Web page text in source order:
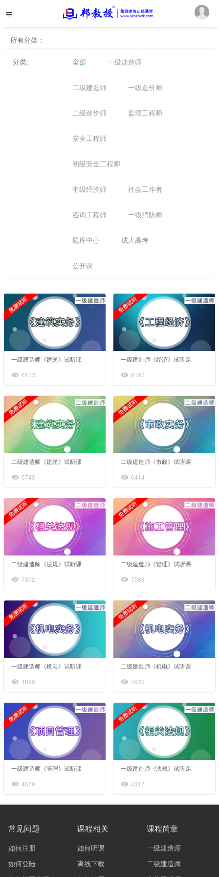
所有分类：
分类: 全部 一级建造师
二级建造师 一级造价师
二级造价师 监理工程师
安全工程师
初级安全工程师
中级经济师 社会工作者
咨询工程师 一级消防师
题库中心 成人高考
公开课
一级建造师《建筑》试听课
6173
一级建造师《经济》试听课
6167
二级建造师《建筑》试听课
5743
二级建造师《市政》试听课
6414
二级建造师《法规》试听课
7302
二级建造师《管理》试听课
7588
一级建造师《机电》试听课
4899
二级建造师《机电》试听课
4920
一级建造师《管理》试听课
4679
一级建造师《法规》试听课
4317
常见问题
如何注册
如何登陆
课程相关
如何听课
离线下载
课程简章
一级建造师
二级建造师